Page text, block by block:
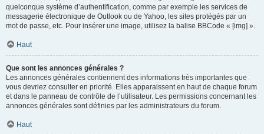
quelconque système d’authentification, comme par exemple les services de
messagerie électronique de Outlook ou de Yahoo, les sites protégés par un
mot de passe, etc. Pour insérer une image, utilisez la balise BBCode « [img] ».
Haut
Que sont les annonces générales ?
Les annonces générales contiennent des informations très importantes que
vous devriez consulter en priorité. Elles apparaissent en haut de chaque forum
et dans le panneau de contrôle de l’utilisateur. Les permissions concernant les
annonces générales sont définies par les administrateurs du forum.
Haut